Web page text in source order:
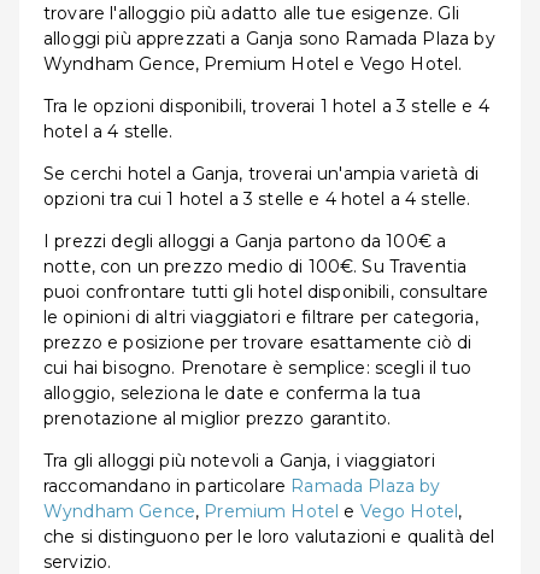
trovare l'alloggio più adatto alle tue esigenze. Gli
alloggi più apprezzati a Ganja sono Ramada Plaza by
Wyndham Gence, Premium Hotel e Vego Hotel.
Tra le opzioni disponibili, troverai 1 hotel a 3 stelle e 4
hotel a 4 stelle.
Se cerchi hotel a Ganja, troverai un'ampia varietà di
opzioni tra cui 1 hotel a 3 stelle e 4 hotel a 4 stelle.
I prezzi degli alloggi a Ganja partono da 100€ a
notte, con un prezzo medio di 100€. Su Traventia
puoi confrontare tutti gli hotel disponibili, consultare
le opinioni di altri viaggiatori e filtrare per categoria,
prezzo e posizione per trovare esattamente ciò di
cui hai bisogno. Prenotare è semplice: scegli il tuo
alloggio, seleziona le date e conferma la tua
prenotazione al miglior prezzo garantito.
Tra gli alloggi più notevoli a Ganja, i viaggiatori
raccomandano in particolare Ramada Plaza by
Wyndham Gence, Premium Hotel e Vego Hotel,
che si distinguono per le loro valutazioni e qualità del
servizio.